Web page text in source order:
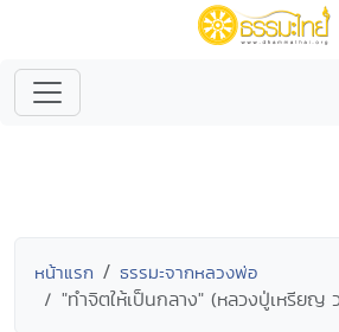
หน้าแรก ธรรมะจากหลวงพ่อ
"ทำจิตให้เป็นกลาง" (หลวงปู่เหรียญ